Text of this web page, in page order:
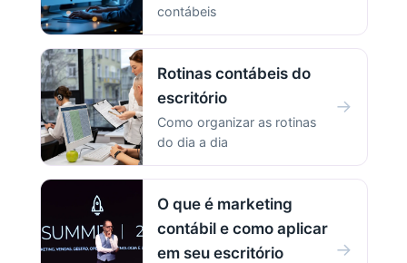
contábeis
Rotinas contábeis do
escritório
Como organizar as rotinas
do dia a dia
→
O que é marketing
contábil e como aplicar
em seu escritório
→